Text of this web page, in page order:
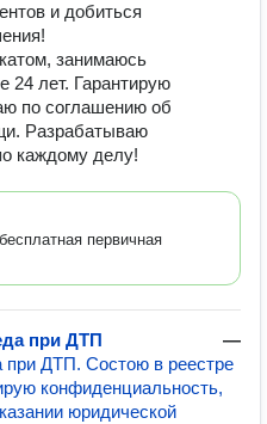
и добиться
занимаюсь
24 лет. Гарантирую
по соглашению об
Разрабатываю
каждому делу!
первичная
при ДТП
—
при ДТП. Состою в реестре
конфиденциальность,
юридической